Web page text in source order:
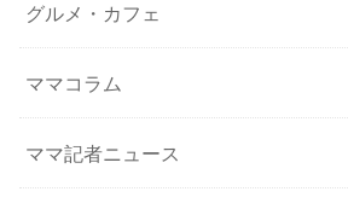
グルメ・カフェ
ママコラム
ママ記者ニュース